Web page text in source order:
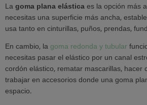
Lagoma plana elásticaes la opción más
necesitas una superficie más ancha,
usa tanto en cinturillas, puños, prendas,
En cambio, la goma redonda y tubular
necesitas pasar el elástico por un canal
cordón elástico, rematar mascarillas, hacer
trabajar en accesorios donde una goma
espacio.